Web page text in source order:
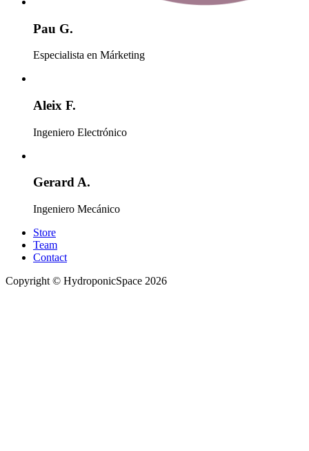
Pau G.
Especialista en Márketing
Aleix F.
Ingeniero Electrónico
Gerard A.
Ingeniero Mecánico
Store
Team
Contact
Copyright © HydroponicSpace 2026